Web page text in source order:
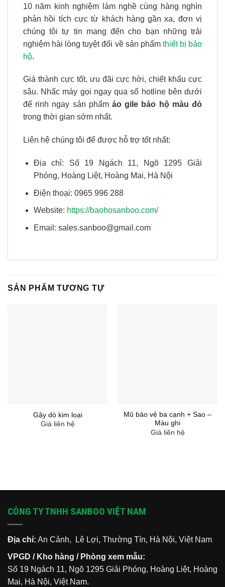
10 năm kinh nghiệm làm nghề cùng hàng nghìn
phản hồi tích cực từ khách hàng gần xa, đơn vị
chúng tôi tự tin mang đến cho bạn những trải
nghiệm hài lòng tuyệt đối về sản phẩm thiết bị bảo
hộ.
Giá thành cực tốt, ưu đãi cực hời, chiết khấu cực
sâu. Nhấc máy gọi ngay qua số hotline bên dưới
để rinh ngay sản phẩm áo gile bảo hộ màu đỏ
trong thời gian sớm nhất.
Liên hệ chúng tôi để được hỗ trợ tốt nhất:
Địa chỉ: Số 19 Ngách 11, Ngõ 1295 Giải
Phóng, Hoàng Liệt, Hoàng Mai, Hà Nội
Điện thoại: 0965 996 288
Website: https://baohosanboo.com/
Email: sales.sanboo@gmail.com
SẢN PHẨM TƯƠNG TỰ
Gậy dò kim loại
Giá liên hệ
Mũ bảo vệ ba cạnh + Sao –
Màu ghi
Giá liên hệ
CÔNG TY TNHH SANBOO VIỆT NAM
Địa chỉ: An Cảnh, Lê Lợi, Thường Tín, Hà Nội, Việt Nam
VPGD / Kho hàng / Phòng xem mẫu:
Số 19 Ngách 11, Ngõ 1295 Giải Phóng, Hoàng Liệt, Hoàng
Mai, Hà Nội, Việt Nam.